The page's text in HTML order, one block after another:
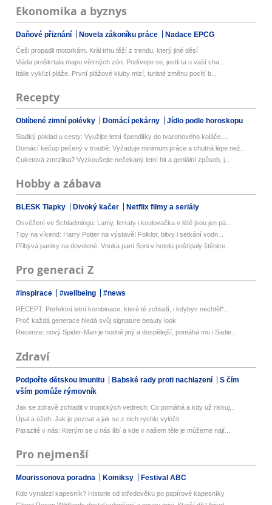
Ekonomika a byznys
Daňové přiznání Novela zákoníku práce Nadace EPCG
Češi propadli motorkám. Král trhu těží z trendu, který jiné děsí
Vláda proškrtala mapu větrných zón. Podívejte se, jestli ta u vaší cha...
Itálie vyklízí pláže. První plážové kluby mizí, turisté změnu pocítí b...
Recepty
Oblíbené zimní polévky Domácí pekárny Jídlo podle horoskopu
Sladký poklad u cesty: Využijte letní špendlíky do tvarohového koláče,...
Domácí kečup pečený v troubě: Vyžaduje minimum práce a chutná lépe než...
Cuketová zmrzlina? Vyzkoušejte nečekaný letní hit a geniální způsob, j...
Hobby a zábava
BLESK Tlapky Divoký kačer Netflix filmy a seriály
Osvěžení ve Schladmingu: Lamy, ferraty i koulovačka v létě jsou jen pá...
Tipy na víkend: Harry Potter na výstavě! Folklor, bitvy i setkání vodn...
Přibývá paniky na dovolené: Vnuka paní Soni v hotelu poštípaly štěnice...
Pro generaci Z
#inspirace #wellbeing #news
RECEPT: Perfektní letní kombinace, které tě zchladí, i kdybys nechtěl*...
Proč každá generace hledá svůj signature beauty look
Recenze: nový Spider-Man je hodně jiný a dospělejší, pomáhá mu i Sadie...
Zdraví
Podpořte dětskou imunitu Babské rady proti nachlazení
S čím
vším pomůže rýmovník
Jak se zdravě zchladit v tropických vedrech: Co pomáhá a kdy už riskuj...
Úpal a úžeh: Jak je poznat a jak se z nich rychle vyléčit
Parazité v nás: Kterým se u nás líbí a kde v našem těle je můžeme nají...
Pro nejmenší
Mourissonova poradna Komiksy Festival ABC
Kdo vynalezl kapesník? Historie od středověku po papírové kapesníky